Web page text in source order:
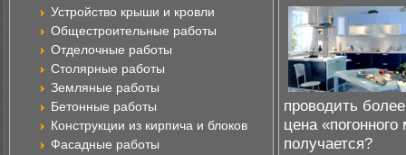
Устройство крыши и кровли
Общестроительные работы
Отделочные работы
Столярные работы
Земляные работы
Бетонные работы
Конструкции из кирпича и блоков
Фасадные работы
проводить
цена
получается?